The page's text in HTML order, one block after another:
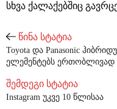
სხვა ქალაქებშიც
წინა სტატია
Toyota და Panasonic
ელემენტებს ერთობლივად
შემდეგი სტატია
Instagram უკვე 10 წლისაა